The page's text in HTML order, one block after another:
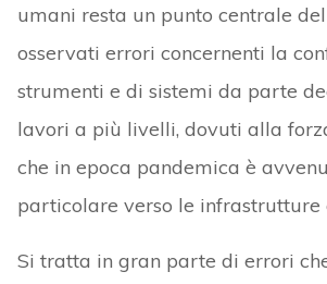
umani resta un punto centrale
osservati errori concernenti la
strumenti e di sistemi da parte
lavori a più livelli, dovuti alla
che in epoca pandemica è
particolare verso le infrastrutture
Si tratta in gran parte di errori